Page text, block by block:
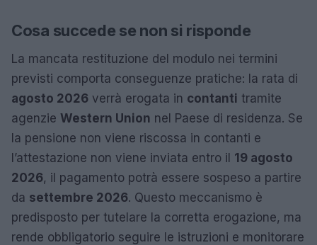
Cosa succede se non si risponde
La mancata restituzione del modulo nei termini
previsti comporta conseguenze pratiche: la rata di
agosto 2026 verrà erogata in contanti tramite
agenzie Western Union nel Paese di residenza. Se
la pensione non viene riscossa in contanti e
l’attestazione non viene inviata entro il 19 agosto
2026, il pagamento potrà essere sospeso a partire
da settembre 2026. Questo meccanismo è
predisposto per tutelare la corretta erogazione, ma
rende obbligatorio seguire le istruzioni e monitorare